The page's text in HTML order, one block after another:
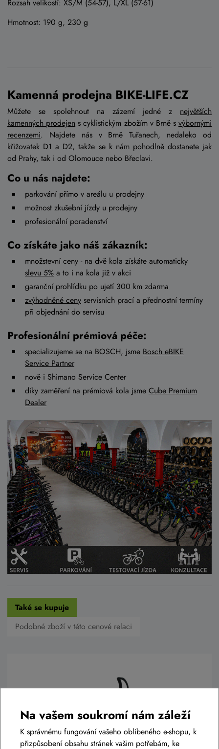
Rozsah velikostí: XS/M (54-57), L/XL (57-61)
Hmotnost: 190 g, 230 g
Kamenná prodejna BIKE-LIFE.CZ
Můžete se spolehnout na zázemí jedné z největších
kamenných prodejen s cyklistickým zbožím v Brně s výbornými
recenzemi. Najdete nás v Brně Tuřanech, nedaleko od
křižovatek D1 a D2, takže se k nám pohodlně dostanete jak
od Prahy, tak i od Olomouce nebo Břeclavi.
Co u nás najdete:
parkování přímo v areálu u prodejny
možnost zkušební jízdy u prodejny
profesionální poradenství
Co získáte jako náš zákazník:
množstevní ceny - na dvě kola získáte automaticky
slevu 5% a to i na kola již v akci
garanční prohlídku po ujetí 300 km zdarma
zvýhodněné ceny servisních prací a přednostní termíny
při objednání do servisu
Profesionální prémiová péče:
specializujeme se na BOSCH, jsme Bosch eBIKE
Service Partner
nově i Shimano Service Center
díky zaměření na prémiová kola jsme Cube Premium
Dealer
Také se kupuje
Podobné zboží v této cenové relaci
Na vašem soukromí nám záleží
K správnému fungování vašeho oblíbeného e-shopu, k
přizpůsobení obsahu stránek vašim potřebám, ke